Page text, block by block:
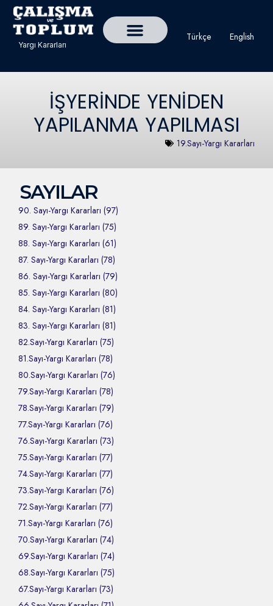
Türkçe English
Yargı Kararları
İŞYERİNDE YENİDEN
YAPILANMA YAPILMASI
19.Sayı-Yargı Kararları
SAYILAR
90. Sayı-Yargı Kararları (97)
89. Sayı-Yargı Kararları (75)
88. Sayı-Yargı Kararları (61)
87. Sayı-Yargı Kararları (78)
86. Sayı-Yargı Kararları (79)
85. Sayı-Yargı Kararları (80)
84. Sayı-Yargı Kararları (81)
83. Sayı-Yargı Kararları (81)
82.Sayı-Yargı Kararları (75)
81.Sayı-Yargı Kararları (78)
80.Sayı-Yargı Kararları (76)
79.Sayı-Yargı Kararları (78)
78.Sayı-Yargı Kararları (79)
77.Sayı-Yargı Kararları (76)
76.Sayı-Yargı Kararları (73)
75.Sayı-Yargı Kararları (77)
74.Sayı-Yargı Kararları (77)
73.Sayı-Yargı Kararları (76)
72.Sayı-Yargı Kararları (77)
71.Sayı-Yargı Kararları (76)
70.Sayı-Yargı Kararları (74)
69.Sayı-Yargı Kararları (74)
68.Sayı-Yargı Kararları (75)
67.Sayı-Yargı Kararları (73)